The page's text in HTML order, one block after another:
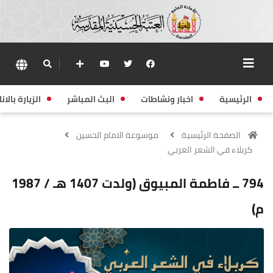
الرئيسية اخبار ونشاطات البث المباشر الزيارة
الصفحة الرئيسية
موسوعة الامام الحسين
كربلاء في الشعر العربي
794 ــ فاطمة المبيوق (ولدت 1407 هـ / 1987
م)